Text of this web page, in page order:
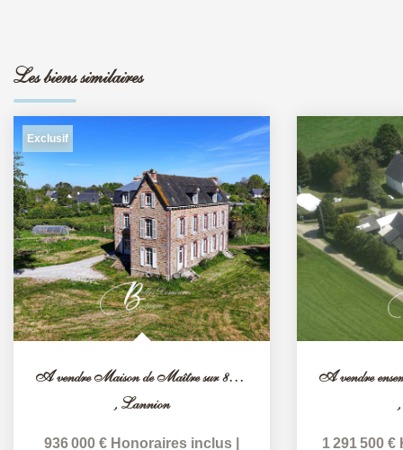
Les biens similaires
Exclusif
A vendre Maison de Maître sur 8 hectares secteur Lannion
, Lannion
936 000 € Honoraires inclus 1 291 500 €